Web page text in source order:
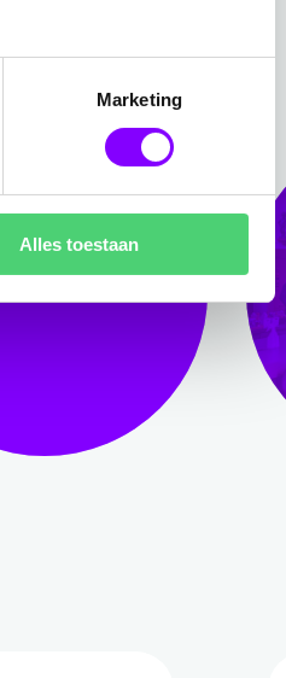
Marketing
Alles toestaan